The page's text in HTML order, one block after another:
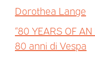
Dorothea Lange
“80 YEARS OF
80 anni di Vespa